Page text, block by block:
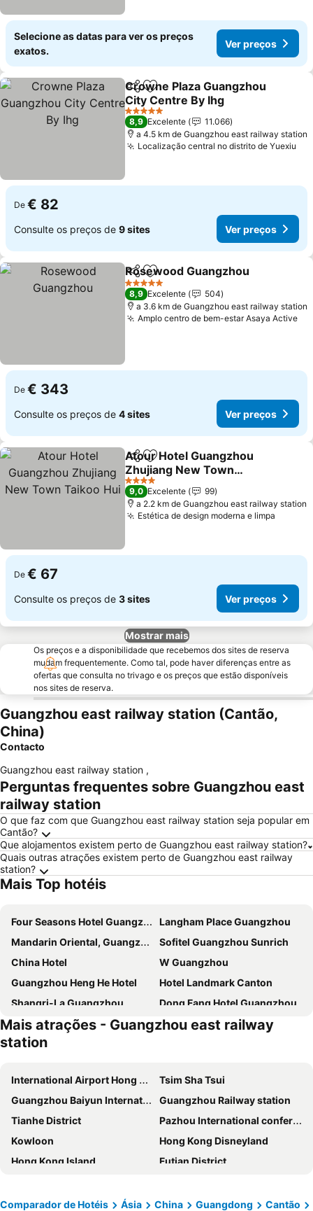
Selecione as datas para ver os preços
exatos.
Ver preços
PartilharAdicionar aos favoritos
Crowne Plaza Guangzhou
City Centre By Ihg
Ver preços
5 Estrelas
8,9 Excelente
11.066
a 4.5 km de Guangzhou east railway station
Localização central no distrito de Yuexiu
De € 82
Consulte os preços de 9 sites Ver preços
PartilharAdicionar aos favoritos
Rosewood Guangzhou
5 Estrelas
8,9 Excelente
504
a 3.6 km de Guangzhou east railway station
Amplo centro de bem-estar Asaya Active
De € 343
Consulte os preços de 4 sites Ver preços
PartilharAdicionar aos favoritos
Atour Hotel Guangzhou
Zhujiang New Town
Taikoo Hui
Ver preços
4 Estrelas
9,0 Excelente
99
a 2.2 km de Guangzhou east railway station
Estética de design moderna e limpa
De € 67
Consulte os preços de 3 sites Ver preços
Mostrar mais
Os preços e a disponibilidade que recebemos dos sites de reserva
mudam frequentemente. Como tal, pode haver diferenças entre as
ofertas que consulta no trivago e os preços que estão disponíveis
nos sites de reserva.
Guangzhou east railway station (Cantão,
China)
Contacto
Guangzhou east railway station ,
Perguntas frequentes sobre Guangzhou east
railway station
O que faz com que Guangzhou east railway station seja popular em
Cantão?
Que alojamentos existem perto de Guangzhou east railway station?
Quais outras atrações existem perto de Guangzhou east railway
station?
Mais Top hotéis
Four Seasons Hotel Guangzhou
Langham Place Guangzhou
Mandarin Oriental, Guangzhou
Sofitel Guangzhou Sunrich
China Hotel
W Guangzhou
Guangzhou Heng He Hotel
Hotel Landmark Canton
Shangri-La Guangzhou
Dong Fang Hotel Guangzhou
Hilton Guangzhou Tianhe
Soluxe Hotel Guangzhou
Leeden Hotel Guangzhou
DoubleTree by Hilton Guangzhou
Baiyun Hotel Guangzhou
Hampton By Hilton Guangzhou Railway Station
Liuhua Hotel
La Perle International Hotel
Ibis Guangzhou Yuexiu Park Metro Station
Rosedale Hotel & Suites Guangzhou
Ocean Hotel
Grand Hyatt Guangzhou
Hampton by Hilton Guangzhou Zhujiang New Town
The Westin Guangzhou
Shangri-La Guangzhou
Mais atrações - Guangzhou east railway
station
International Airport Hong Kong
Tsim Sha Tsui
Guangzhou Baiyun International Airport
Guangzhou Railway station
Tianhe District
Pazhou International conference and exhibition center
Kowloon
Hong Kong Disneyland
Hong Kong Island
Futian District
Casino Lisboa
Central
Comparador de Hotéis Ásia China Guangdong
Cantão